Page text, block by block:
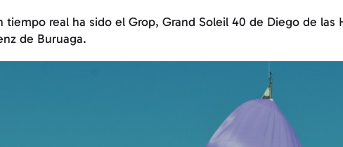
tiempo real ha sido el Grop, Grand Soleil 40 de Diego de las
de Buruaga.